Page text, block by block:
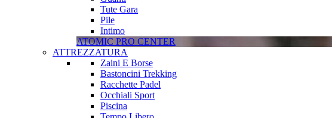
Tute Gara
Pile
Intimo
ATOMIC PRO CENTER
ATTREZZATURA
Zaini E Borse
Bastoncini Trekking
Racchette Padel
Occhiali Sport
Piscina